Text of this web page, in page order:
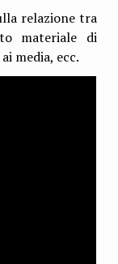
relazione tra
materiale di
media, ecc.